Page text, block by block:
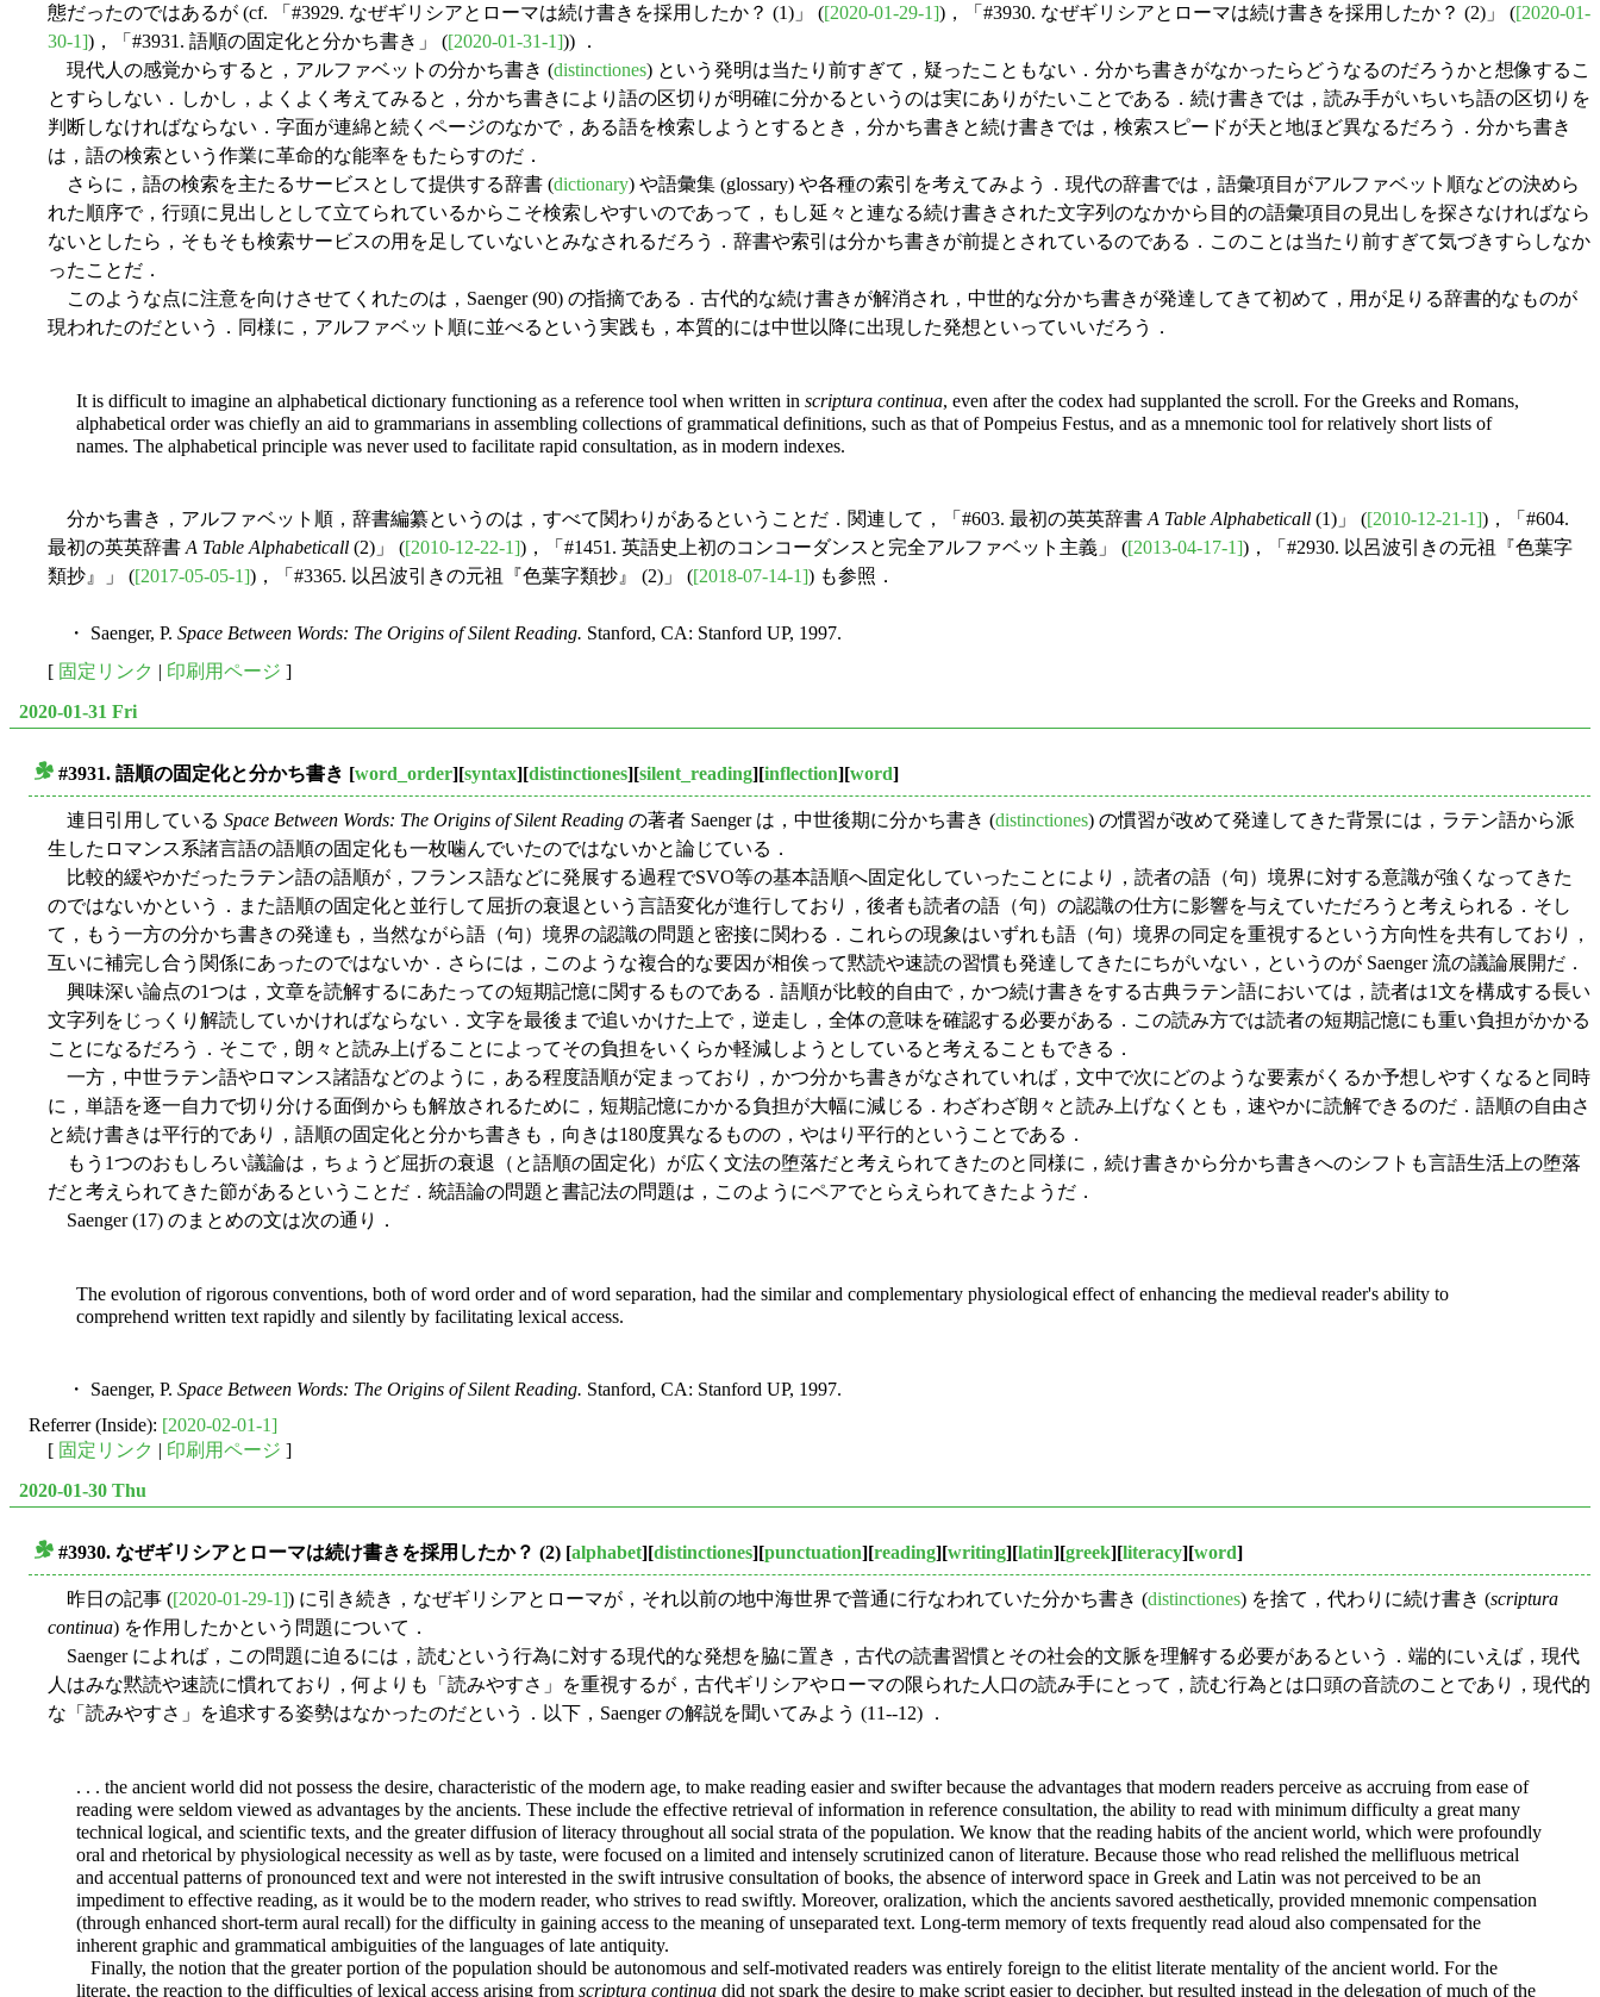
態だったのではあるが (cf. 「#3929. なぜギリシアとローマは続け書きを採用したか？ (1)」 ([2020-01-29-1])，「#3930. なぜギリシアとローマは続け書きを採用したか？ (2)」 ([2020-01-
30-1])，「#3931. 語順の固定化と分かち書き」 ([2020-01-31-1])) ．
現代人の感覚からすると，アルファベットの分かち書き (distinctiones) という発明は当たり前すぎて，疑ったこともない．分かち書きがなかったらどうなるのだろうかと想像するこ
とすらしない．しかし，よくよく考えてみると，分かち書きにより語の区切りが明確に分かるというのは実にありがたいことである．続け書きでは，読み手がいちいち語の区切りを
判断しなければならない．字面が連綿と続くページのなかで，ある語を検索しようとするとき，分かち書きと続け書きでは，検索スピードが天と地ほど異なるだろう．分かち書き
は，語の検索という作業に革命的な能率をもたらすのだ．
さらに，語の検索を主たるサービスとして提供する辞書 (dictionary) や語彙集 (glossary) や各種の索引を考えてみよう．現代の辞書では，語彙項目がアルファベット順などの決めら
れた順序で，行頭に見出しとして立てられているからこそ検索しやすいのであって，もし延々と連なる続け書きされた文字列のなかから目的の語彙項目の見出しを探さなければなら
ないとしたら，そもそも検索サービスの用を足していないとみなされるだろう．辞書や索引は分かち書きが前提とされているのである．このことは当たり前すぎて気づきすらしなか
ったことだ．
このような点に注意を向けさせてくれたのは，Saenger (90) の指摘である．古代的な続け書きが解消され，中世的な分かち書きが発達してきて初めて，用が足りる辞書的なものが
現われたのだという．同様に，アルファベット順に並べるという実践も，本質的には中世以降に出現した発想といっていいだろう．
It is difficult to imagine an alphabetical dictionary functioning as a reference tool when written in scriptura continua, even after the codex had supplanted the scroll. For the Greeks and Romans,
alphabetical order was chiefly an aid to grammarians in assembling collections of grammatical definitions, such as that of Pompeius Festus, and as a mnemonic tool for relatively short lists of
names. The alphabetical principle was never used to facilitate rapid consultation, as in modern indexes.
分かち書き，アルファベット順，辞書編纂というのは，すべて関わりがあるということだ．関連して，「#603. 最初の英英辞書 A Table Alphabeticall (1)」 ([2010-12-21-1])，「#604.
最初の英英辞書 A Table Alphabeticall (2)」 ([2010-12-22-1])，「#1451. 英語史上初のコンコーダンスと完全アルファベット主義」 ([2013-04-17-1])，「#2930. 以呂波引きの元祖『色葉字
類抄』」 ([2017-05-05-1])，「#3365. 以呂波引きの元祖『色葉字類抄』 (2)」 ([2018-07-14-1]) も参照．
・ Saenger, P. Space Between Words: The Origins of Silent Reading. Stanford, CA: Stanford UP, 1997.
[ 固定リンク | 印刷用ページ ]
2020-01-31 Fri
#3931. 語順の固定化と分かち書き [word_order][syntax][distinctiones][silent_reading][inflection][word]
連日引用している Space Between Words: The Origins of Silent Reading の著者 Saenger は，中世後期に分かち書き (distinctiones) の慣習が改めて発達してきた背景には，ラテン語から派
生したロマンス系諸言語の語順の固定化も一枚噛んでいたのではないかと論じている．
比較的緩やかだったラテン語の語順が，フランス語などに発展する過程でSVO等の基本語順へ固定化していったことにより，読者の語（句）境界に対する意識が強くなってきた
のではないかという．また語順の固定化と並行して屈折の衰退という言語変化が進行しており，後者も読者の語（句）の認識の仕方に影響を与えていただろうと考えられる．そし
て，もう一方の分かち書きの発達も，当然ながら語（句）境界の認識の問題と密接に関わる．これらの現象はいずれも語（句）境界の同定を重視するという方向性を共有しており，
互いに補完し合う関係にあったのではないか．さらには，このような複合的な要因が相俟って黙読や速読の習慣も発達してきたにちがいない，というのが Saenger 流の議論展開だ．
興味深い論点の1つは，文章を読解するにあたっての短期記憶に関するものである．語順が比較的自由で，かつ続け書きをする古典ラテン語においては，読者は1文を構成する長い
文字列をじっくり解読していかければならない．文字を最後まで追いかけた上で，逆走し，全体の意味を確認する必要がある．この読み方では読者の短期記憶にも重い負担がかかる
ことになるだろう．そこで，朗々と読み上げることによってその負担をいくらか軽減しようとしていると考えることもできる．
一方，中世ラテン語やロマンス諸語などのように，ある程度語順が定まっており，かつ分かち書きがなされていれば，文中で次にどのような要素がくるか予想しやすくなると同時
に，単語を逐一自力で切り分ける面倒からも解放されるために，短期記憶にかかる負担が大幅に減じる．わざわざ朗々と読み上げなくとも，速やかに読解できるのだ．語順の自由さ
と続け書きは平行的であり，語順の固定化と分かち書きも，向きは180度異なるものの，やはり平行的ということである．
もう1つのおもしろい議論は，ちょうど屈折の衰退（と語順の固定化）が広く文法の堕落だと考えられてきたのと同様に，続け書きから分かち書きへのシフトも言語生活上の堕落
だと考えられてきた節があるということだ．統語論の問題と書記法の問題は，このようにペアでとらえられてきたようだ．
Saenger (17) のまとめの文は次の通り．
The evolution of rigorous conventions, both of word order and of word separation, had the similar and complementary physiological effect of enhancing the medieval reader's ability to
comprehend written text rapidly and silently by facilitating lexical access.
・ Saenger, P. Space Between Words: The Origins of Silent Reading. Stanford, CA: Stanford UP, 1997.
Referrer (Inside): [2020-02-01-1]
[ 固定リンク | 印刷用ページ ]
2020-01-30 Thu
#3930. なぜギリシアとローマは続け書きを採用したか？ (2) [alphabet][distinctiones][punctuation][reading][writing][latin][greek][literacy][word]
昨日の記事 ([2020-01-29-1]) に引き続き，なぜギリシアとローマが，それ以前の地中海世界で普通に行なわれていた分かち書き (distinctiones) を捨て，代わりに続け書き (scriptura
continua) を作用したかという問題について．
Saenger によれば，この問題に迫るには，読むという行為に対する現代的な発想を脇に置き，古代の読書習慣とその社会的文脈を理解する必要があるという．端的にいえば，現代
人はみな黙読や速読に慣れており，何よりも「読みやすさ」を重視するが，古代ギリシアやローマの限られた人口の読み手にとって，読む行為とは口頭の音読のことであり，現代的
な「読みやすさ」を追求する姿勢はなかったのだという．以下，Saenger の解説を聞いてみよう (11--12) ．
. . . the ancient world did not possess the desire, characteristic of the modern age, to make reading easier and swifter because the advantages that modern readers perceive as accruing from ease of
reading were seldom viewed as advantages by the ancients. These include the effective retrieval of information in reference consultation, the ability to read with minimum difficulty a great many
technical logical, and scientific texts, and the greater diffusion of literacy throughout all social strata of the population. We know that the reading habits of the ancient world, which were profoundly
oral and rhetorical by physiological necessity as well as by taste, were focused on a limited and intensely scrutinized canon of literature. Because those who read relished the mellifluous metrical
and accentual patterns of pronounced text and were not interested in the swift intrusive consultation of books, the absence of interword space in Greek and Latin was not perceived to be an
impediment to effective reading, as it would be to the modern reader, who strives to read swiftly. Moreover, oralization, which the ancients savored aesthetically, provided mnemonic compensation
(through enhanced short-term aural recall) for the difficulty in gaining access to the meaning of unseparated text. Long-term memory of texts frequently read aloud also compensated for the
inherent graphic and grammatical ambiguities of the languages of late antiquity.
Finally, the notion that the greater portion of the population should be autonomous and self-motivated readers was entirely foreign to the elitist literate mentality of the ancient world. For the
literate, the reaction to the difficulties of lexical access arising from scriptura continua did not spark the desire to make script easier to decipher, but resulted instead in the delegation of much of the